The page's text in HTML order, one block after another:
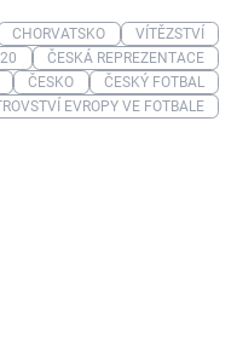
CHORVATSKO
VÍTĚZSTVÍ
ČESKÁ REPREZENTACE
ČESKO
ČESKÝ FOTBAL
EVROPY VE FOTBALE